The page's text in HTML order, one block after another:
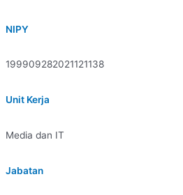
NIPY
199909282021121138
Unit Kerja
Media dan IT
Jabatan